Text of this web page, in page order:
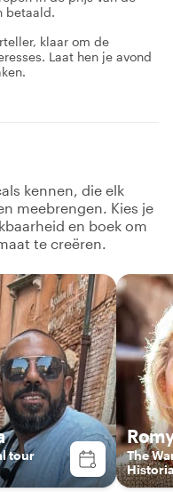
betaald.
klaar om de
Laat hen je avond
kennen, die elk
meebrengen. Kies je
en boek om
te creëren.
tour
The